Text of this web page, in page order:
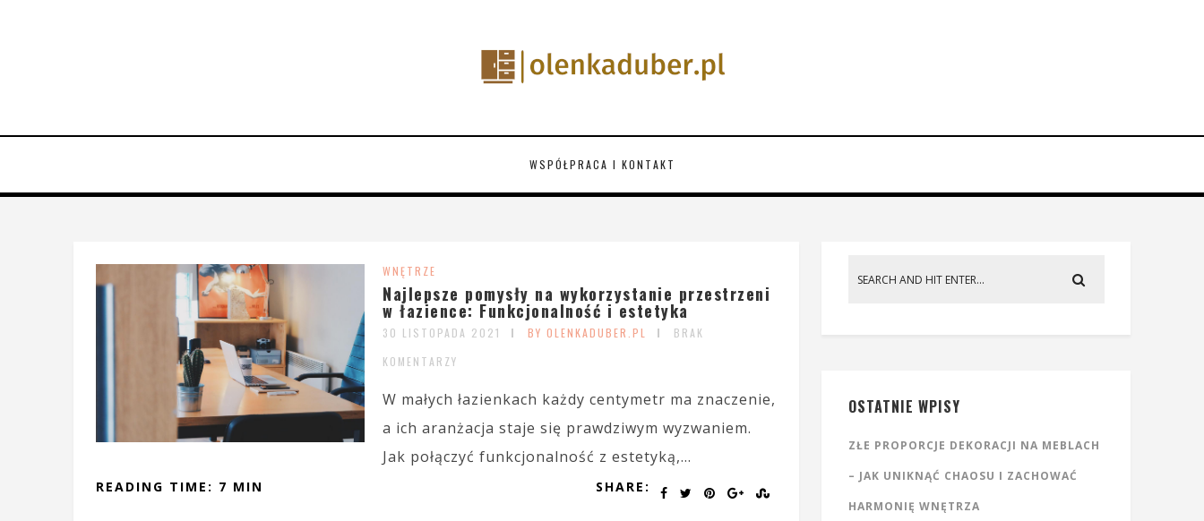
WSPÓŁPRACA I KONTAKT
WNĘTRZE
Najlepsze pomysły na wykorzystanie przestrzeni
w łazience: Funkcjonalność i estetyka
30 LISTOPADA 2021 BY OLENKADUBER.PL
BRAK
KOMENTARZY
W małych łazienkach każdy centymetr ma znaczenie,
a ich aranżacja staje się prawdziwym wyzwaniem.
Jak połączyć funkcjonalność z estetyką,...
SHARE:
READING TIME: 7 MIN
OSTATNIE WPISY
ZŁE PROPORCJE DEKORACJI NA MEBLACH
– JAK UNIKNĄĆ CHAOSU I ZACHOWAĆ
HARMONIĘ WNĘTRZA